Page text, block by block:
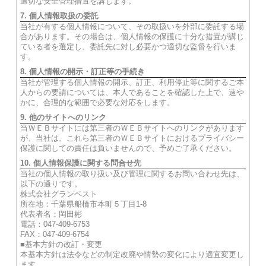
7. 個人情報取扱の委託
当社が有する個人情報について、その取扱いを外部に委託する場
合があります。その場合は、個人情報の保護に十分な措置が講じ
ている者を選定し、委託先に対し必要かつ適切な監督を行いま
す。
8. 個人情報の開示・訂正等の手続き
当社が管理する個人情報の開示、訂正、利用停止等に関するご本
人からの要請については、本人であることを確認した上で、速や
かに、合理的な範囲で必要な対応をします。
9. 他のサイトへのリンク
当ＷＥＢサイトには第三者のＷＥＢサイトへのリンクがあります
が、当社は、これら第三者のＷＥＢサイトにおけるプライバシー
保護に関しての責任は負いませんので、予めご了承ください。
10. 個人情報保護に関する問合せ先
当社の個人情報の取り扱い及び管理に関するお問い合わせ先は、
以下の通りです。
株式会社グランベスト
所在地：千葉県船橋市本町５丁目1-8
代表者名：岡田彬
電話：047-409-6753
FAX：047-409-6754
■基本方針の改訂・変更
本基本方針は法令などの制定改廃や情勢の変化により適宜変更し